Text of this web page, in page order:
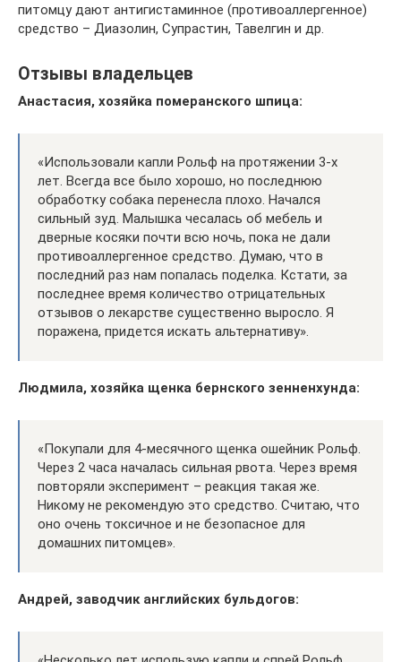
питомцу дают антигистаминное (противоаллергенное)
средство – Диазолин, Супрастин, Тавелгин и др.
Отзывы владельцев
Анастасия, хозяйка померанского шпица:
«Использовали капли Рольф на протяжении 3-х
лет. Всегда все было хорошо, но последнюю
обработку собака перенесла плохо. Начался
сильный зуд. Малышка чесалась об мебель и
дверные косяки почти всю ночь, пока не дали
противоаллергенное средство. Думаю, что в
последний раз нам попалась поделка. Кстати, за
последнее время количество отрицательных
отзывов о лекарстве существенно выросло. Я
поражена, придется искать альтернативу».
Людмила, хозяйка щенка бернского зенненхунда:
«Покупали для 4-месячного щенка ошейник Рольф.
Через 2 часа началась сильная рвота. Через время
повторяли эксперимент – реакция такая же.
Никому не рекомендую это средство. Считаю, что
оно очень токсичное и не безопасное для
домашних питомцев».
Андрей, заводчик английских бульдогов: